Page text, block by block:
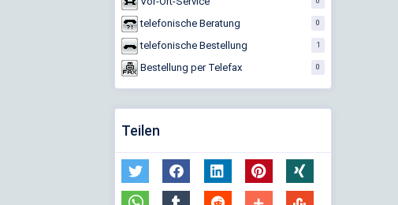
telefonische Beratung 0
telefonische Bestellung 1
Bestellung per Telefax 0
Teilen